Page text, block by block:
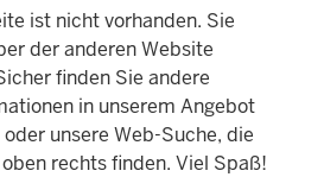
ist nicht vorhanden. Sie
der anderen Website
finden Sie andere
in unserem Angebot
unsere Web-Suche, die
rechts finden. Viel Spaß!